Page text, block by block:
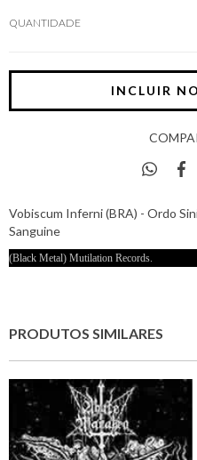
QUANTIDADE
Vobiscum Inferni (BRA) - Ordo
Sanguine
(Black Metal) Mutilation Records.
PRODUTOS SIMILARES